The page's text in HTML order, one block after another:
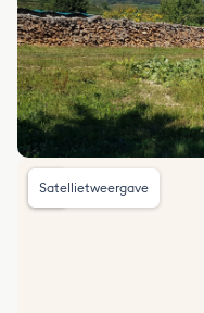
Satellietweergave